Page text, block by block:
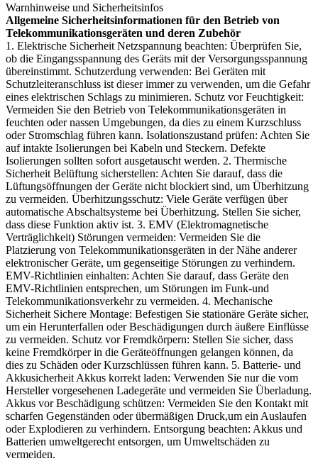
Warnhinweise und Sicherheitsinfos
Allgemeine Sicherheitsinformationen für den Betrieb von
Telekommunikationsgeräten und deren Zubehör
1. Elektrische Sicherheit Netzspannung beachten: Überprüfen Sie,
ob die Eingangsspannung des Geräts mit der Versorgungsspannung
übereinstimmt. Schutzerdung verwenden: Bei Geräten mit
Schutzleiteranschluss ist dieser immer zu verwenden, um die Gefahr
eines elektrischen Schlags zu minimieren. Schutz vor Feuchtigkeit:
Vermeiden Sie den Betrieb von Telekommunikationsgeräten in
feuchten oder nassen Umgebungen, da dies zu einem Kurzschluss
oder Stromschlag führen kann. Isolationszustand prüfen: Achten Sie
auf intakte Isolierungen bei Kabeln und Steckern. Defekte
Isolierungen sollten sofort ausgetauscht werden. 2. Thermische
Sicherheit Belüftung sicherstellen: Achten Sie darauf, dass die
Lüftungsöffnungen der Geräte nicht blockiert sind, um Überhitzung
zu vermeiden. Überhitzungsschutz: Viele Geräte verfügen über
automatische Abschaltsysteme bei Überhitzung. Stellen Sie sicher,
dass diese Funktion aktiv ist. 3. EMV (Elektromagnetische
Verträglichkeit) Störungen vermeiden: Vermeiden Sie die
Platzierung von Telekommunikationsgeräten in der Nähe anderer
elektronischer Geräte, um gegenseitige Störungen zu verhindern.
EMV-Richtlinien einhalten: Achten Sie darauf, dass Geräte den
EMV-Richtlinien entsprechen, um Störungen im Funk-und
Telekommunikationsverkehr zu vermeiden. 4. Mechanische
Sicherheit Sichere Montage: Befestigen Sie stationäre Geräte sicher,
um ein Herunterfallen oder Beschädigungen durch äußere Einflüsse
zu vermeiden. Schutz vor Fremdkörpern: Stellen Sie sicher, dass
keine Fremdkörper in die Geräteöffnungen gelangen können, da
dies zu Schäden oder Kurzschlüssen führen kann. 5. Batterie- und
Akkusicherheit Akkus korrekt laden: Verwenden Sie nur die vom
Hersteller vorgesehenen Ladegeräte und vermeiden Sie Überladung.
Akkus vor Beschädigung schützen: Vermeiden Sie den Kontakt mit
scharfen Gegenständen oder übermäßigen Druck,um ein Auslaufen
oder Explodieren zu verhindern. Entsorgung beachten: Akkus und
Batterien umweltgerecht entsorgen, um Umweltschäden zu
vermeiden.